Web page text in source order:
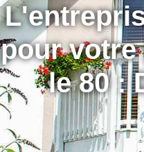
pour votre
le 80 :